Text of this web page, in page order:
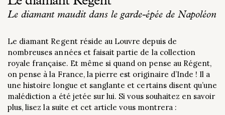
Le diamant maudit dans le garde-épée de Napoléon
Le diamant Regent réside au Louvre depuis de
nombreuses années et faisait partie de la collection
royale française. Et même si quand on pense au Régent,
on pense à la France, la pierre est originaire d’Inde ! Il a
une histoire longue et sanglante et certains disent qu’une
malédiction a été jetée sur lui. Si vous souhaitez en savoir
plus, lisez la suite et cet article vous montrera :